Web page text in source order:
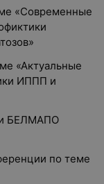
«Современные
«Актуальные
ИППП и
БЕЛМАПО
по теме